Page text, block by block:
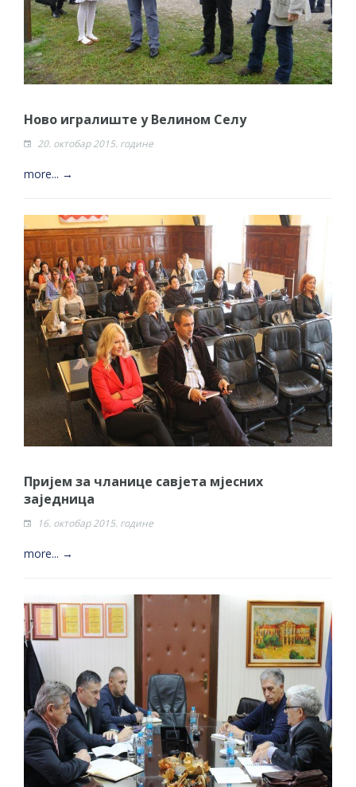
Ново игралиште у Велином Селу
20. октобар 2015. године
more... →
Пријем за чланице савјета мјесних
заједница
16. октобар 2015. године
more... →